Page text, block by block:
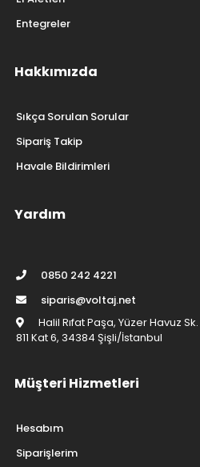
Entegreler
Hakkımızda
Sıkça Sorulan Sorular
Sipariş Takip
Havale Bildirimleri
Yardım
0850 242 4221
siparis@voltaj.net
Halil Rıfat Paşa, Yüzer Havuz
811 Kat 6, 34384 Şişli/İstanbul
Müşteri Hizmetleri
Hesabım
Siparişlerim